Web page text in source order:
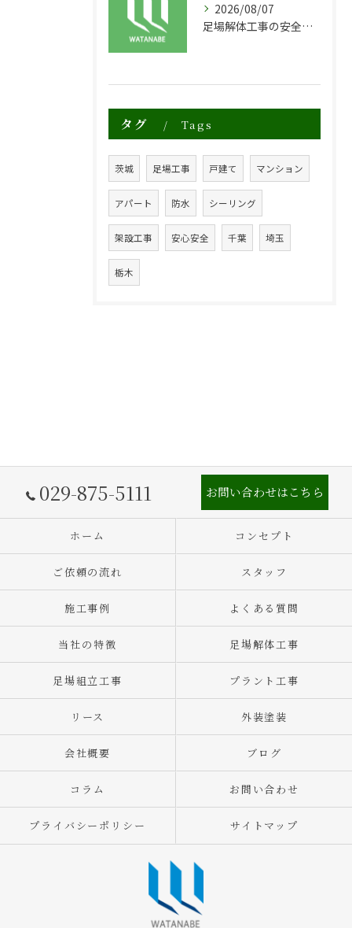
2026/08/07
足場解体工事の安全性と効率化のポイント
タグ Tags
茨城 足場工事 戸建て マンション
アパート 防水 シーリング
架設工事 安心安全 千葉 埼玉
栃木
029-875-5111 お問い合わせはこちら
ホーム コンセプト
ご依頼の流れ スタッフ
施工事例 よくある質問
当社の特徴 足場解体工事
足場組立工事 プラント工事
リース 外装塗装
会社概要 ブログ
コラム お問い合わせ
プライバシーポリシー サイトマップ